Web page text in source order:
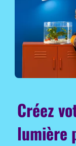
Créez
lumière